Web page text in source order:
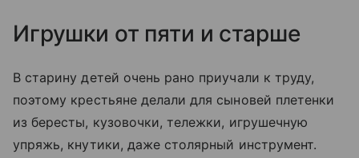
Игрушки от пяти и старше
В старину детей очень рано приучали к труду,
поэтому крестьяне делали для сыновей плетенки
из бересты, кузовочки, тележки, игрушечную
упряжь, кнутики, даже столярный инструмент.